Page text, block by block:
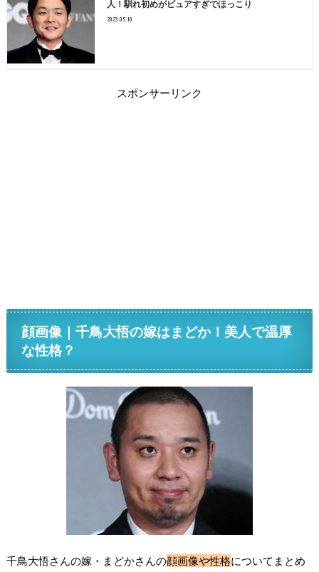
人！馴れ初めがピュアすぎでほっこり
2023.05.10
スポンサーリンク
顔画像｜千鳥大悟の嫁はまどか！美人で温厚
な性格？
千鳥大悟さんの嫁・まどかさんの顔画像や性格についてまとめ